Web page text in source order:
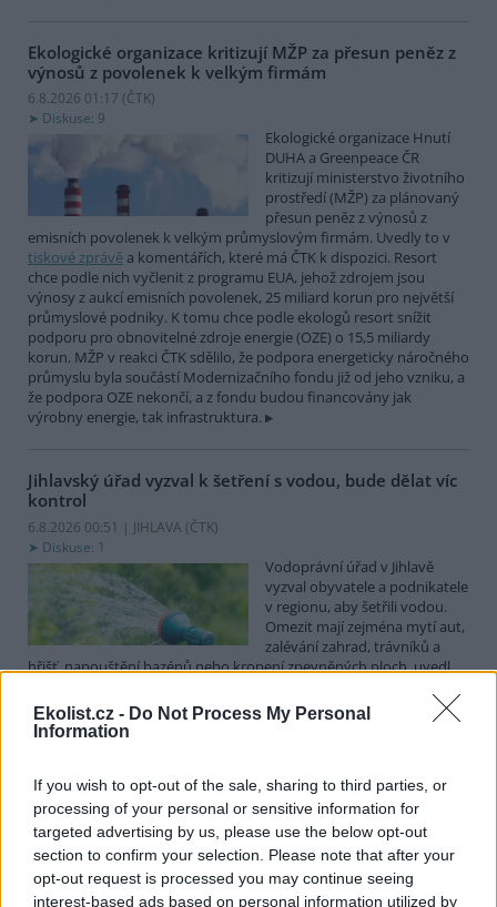
Ekolist.cz - Do Not Process My Personal
Information
If you wish to opt-out of the sale, sharing to third parties, or
processing of your personal or sensitive information for
targeted advertising by us, please use the below opt-out
section to confirm your selection. Please note that after your
opt-out request is processed you may continue seeing
interest-based ads based on personal information utilized by
Ekologické organizace kritizují MŽP za přesun peněz z
výnosů z povolenek k velkým firmám
6.8.2026 01:17 (ČTK)
Diskuse: 9
Ekologické organizace Hnutí
DUHA a Greenpeace ČR
kritizují ministerstvo životního
prostředí (MŽP) za plánovaný
přesun peněz z výnosů z
emisních povolenek k velkým průmyslovým firmám. Uvedly to v
tiskové zprávě a komentářích, které má ČTK k dispozici. Resort
chce podle nich vyčlenit z programu EUA, jehož zdrojem jsou
výnosy z aukcí emisních povolenek, 25 miliard korun pro největší
průmyslové podniky. K tomu chce podle ekologů resort snížit
podporu pro obnovitelné zdroje energie (OZE) o 15,5 miliardy
korun. MŽP v reakci ČTK sdělilo, že podpora energeticky náročného
průmyslu byla součástí Modernizačního fondu již od jeho vzniku, a
že podpora OZE nekončí, a z fondu budou financovány jak
výrobny energie, tak infrastruktura.
Jihlavský úřad vyzval k šetření s vodou, bude dělat víc
kontrol
6.8.2026 00:51 | JIHLAVA (ČTK)
Diskuse: 1
Vodoprávní úřad v Jihlavě
vyzval obyvatele a podnikatele
v regionu, aby šetřili vodou.
Omezit mají zejména mytí aut,
zalévání zahrad, trávníků a
hřišť, napouštění bazénů nebo kropení zpevněných ploch, uvedl
kontrolovat povolené odběry. Výzva k šetření vodou platí pro
všechny obce spadající pod Jihlavu jako obec s rozšířenou
Celníci odhalili gang překupníků papoušků, zajistili
stovku ptáků
5.8.2026 20:13 (ČTK)
Celníci odhalili gang
překupníků chráněných druhů